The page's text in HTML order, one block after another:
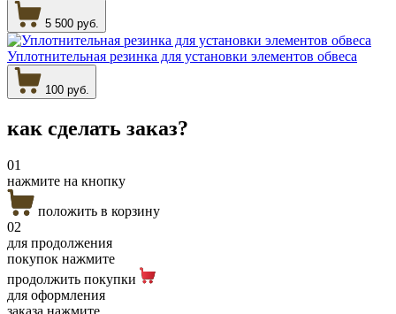
5 500 руб.
Уплотнительная резинка для установки элементов обвеса
100 руб.
как сделать заказ?
01
нажмите на кнопку
положить в корзину
02
для продолжения
покупок нажмите
продолжить покупки
для оформления